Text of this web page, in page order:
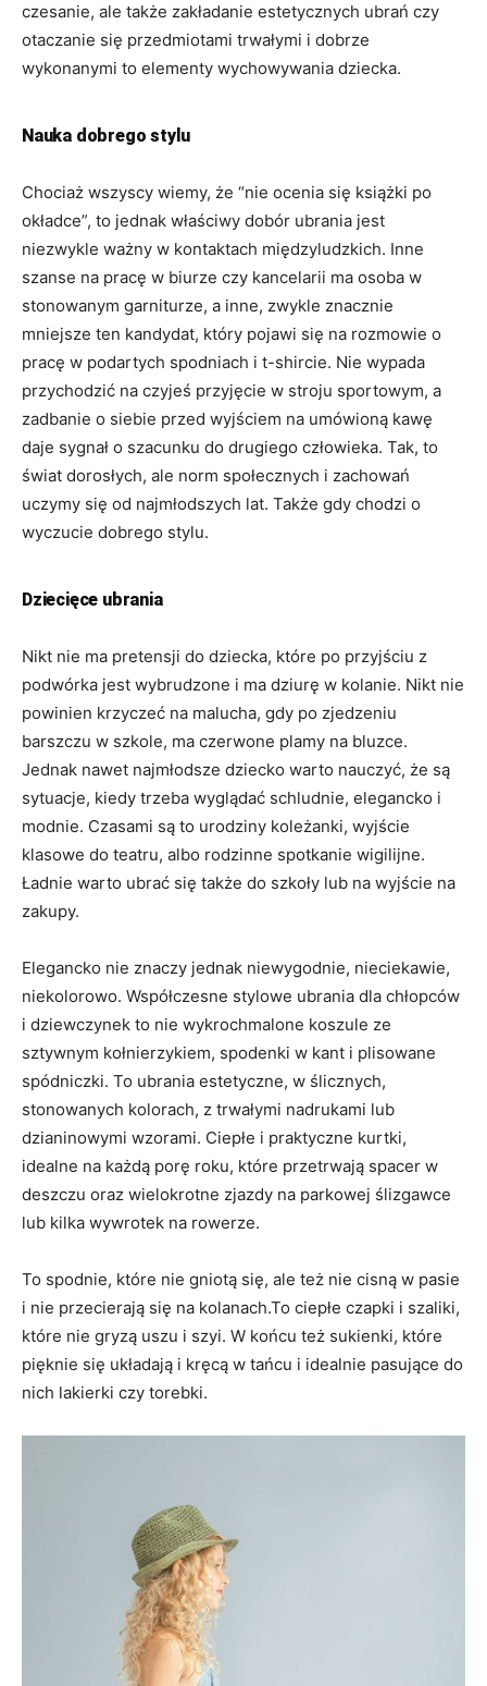
czesanie, ale także zakładanie estetycznych ubrań czy
otaczanie się przedmiotami trwałymi i dobrze
wykonanymi to elementy wychowywania dziecka.
Nauka dobrego stylu
Chociaż wszyscy wiemy, że “nie ocenia się książki po
okładce”, to jednak właściwy dobór ubrania jest
niezwykle ważny w kontaktach międzyludzkich. Inne
szanse na pracę w biurze czy kancelarii ma osoba w
stonowanym garniturze, a inne, zwykle znacznie
mniejsze ten kandydat, który pojawi się na rozmowie o
pracę w podartych spodniach i t-shircie. Nie wypada
przychodzić na czyjeś przyjęcie w stroju sportowym, a
zadbanie o siebie przed wyjściem na umówioną kawę
daje sygnał o szacunku do drugiego człowieka. Tak, to
świat dorosłych, ale norm społecznych i zachowań
uczymy się od najmłodszych lat. Także gdy chodzi o
wyczucie dobrego stylu.
Dziecięce ubrania
Nikt nie ma pretensji do dziecka, które po przyjściu z
podwórka jest wybrudzone i ma dziurę w kolanie. Nikt nie
powinien krzyczeć na malucha, gdy po zjedzeniu
barszczu w szkole, ma czerwone plamy na bluzce.
Jednak nawet najmłodsze dziecko warto nauczyć, że są
sytuacje, kiedy trzeba wyglądać schludnie, elegancko i
modnie. Czasami są to urodziny koleżanki, wyjście
klasowe do teatru, albo rodzinne spotkanie wigilijne.
Ładnie warto ubrać się także do szkoły lub na wyjście na
zakupy.
Elegancko nie znaczy jednak niewygodnie, nieciekawie,
niekolorowo. Współczesne stylowe ubrania dla chłopców
i dziewczynek to nie wykrochmalone koszule ze
sztywnym kołnierzykiem, spodenki w kant i plisowane
spódniczki. To ubrania estetyczne, w ślicznych,
stonowanych kolorach, z trwałymi nadrukami lub
dzianinowymi wzorami. Ciepłe i praktyczne kurtki,
idealne na każdą porę roku, które przetrwają spacer w
deszczu oraz wielokrotne zjazdy na parkowej ślizgawce
lub kilka wywrotek na rowerze.
To spodnie, które nie gniotą się, ale też nie cisną w pasie
i nie przecierają się na kolanach.To ciepłe czapki i szaliki,
które nie gryzą uszu i szyi. W końcu też sukienki, które
pięknie się układają i kręcą w tańcu i idealnie pasujące do
nich lakierki czy torebki.